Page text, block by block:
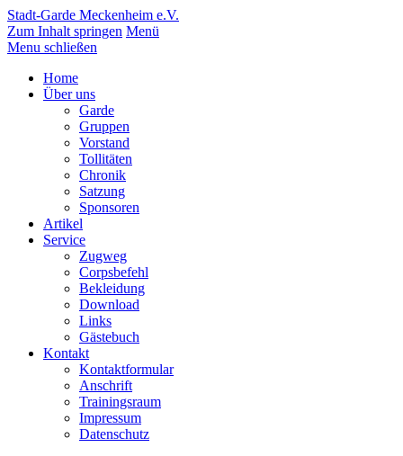
Stadt-Garde Meckenheim e.V.
Zum Inhalt springen Menü
Menu schließen
Home
Über uns
Garde
Gruppen
Vorstand
Tollitäten
Chronik
Satzung
Sponsoren
Artikel
Service
Zugweg
Corpsbefehl
Bekleidung
Download
Links
Gästebuch
Kontakt
Kontaktformular
Anschrift
Trainingsraum
Impressum
Datenschutz